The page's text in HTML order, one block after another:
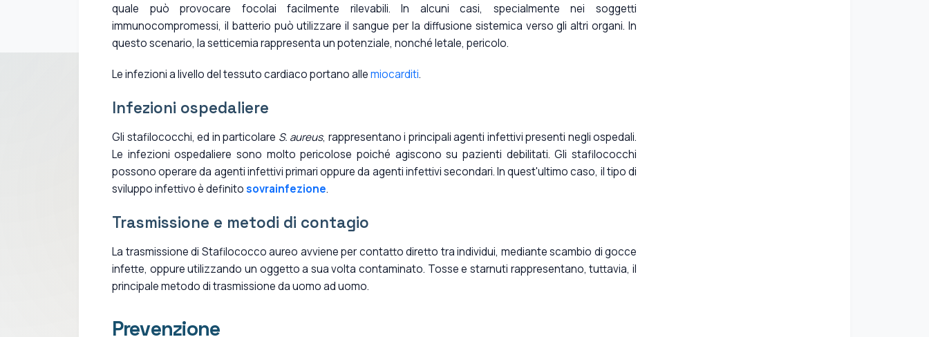
quale può provocare focolai facilmente rilevabili. In alcuni casi, specialmente nei soggetti
immunocompromessi, il batterio può utilizzare il sangue per la diffusione sistemica verso gli altri organi. In
questo scenario, la setticemia rappresenta un potenziale, nonché letale, pericolo.
Le infezioni a livello del tessuto cardiaco portano allemiocarditi.
Infezioni ospedaliere
Gli stafilococchi, ed in particolare S. aureus, rappresentano i principali agenti infettivi presenti negli ospedali.
Le infezioni ospedaliere sono molto pericolose poiché agiscono su pazienti debilitati. Gli stafilococchi
possono operare da agenti infettivi primari oppure da agenti infettivi secondari. In quest'ultimo caso, il tipo di
sviluppo infettivo è definitosovrainfezione.
Trasmissione e metodi di contagio
La trasmissione di Stafilococco aureo avviene per contatto diretto tra individui, mediante scambio di gocce
infette, oppure utilizzando un oggetto a sua volta contaminato. Tosse e starnuti rappresentano, tuttavia, il
principale metodo di trasmissione da uomo ad uomo.
Prevenzione